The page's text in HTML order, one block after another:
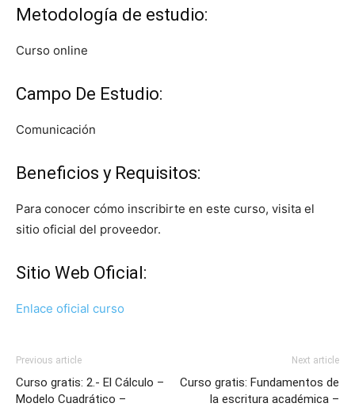
Metodología de estudio:
Curso online
Campo De Estudio:
Comunicación
Beneficios y Requisitos:
Para conocer cómo inscribirte en este curso, visita el
sitio oficial del proveedor.
Sitio Web Oficial:
Enlace oficial curso
Previous article
Curso gratis: 2.- El Cálculo –
Modelo Cuadrático –
Next article
Curso gratis: Fundamentos de
la escritura académica –